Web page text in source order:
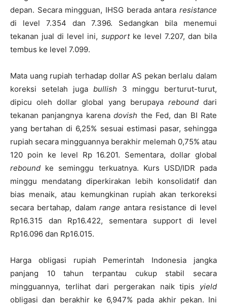
depan. Secara mingguan, IHSG berada antara resistance
di level 7.354 dan 7.396. Sedangkan bila menemui
tekanan jual di level ini, supportke level 7.207, dan bila
tembus ke level 7.099.
Mata uang rupiah terhadap dollar AS pekan berlalu dalam
koreksi setelah juga bullish 3 minggu berturut-turut,
dipicu oleh dollar global yang berupaya rebounddari
tekanan panjangnya karenadovish the Fed, dan BI Rate
yang bertahan di 6,25% sesuai estimasi pasar, sehingga
rupiah secara mingguannya berakhir melemah 0,75% atau
120 poin ke level Rp 16.201. Sementara, dollar global
rebound ke seminggu terkuatnya. Kurs USD/IDR pada
minggu mendatang diperkirakan lebih konsolidatif dan
bias menaik, atau kemungkinan rupiah akan terkoreksi
secara bertahap, dalamrange antara resistance di level
Rp16.315 dan Rp16.422, sementara support di level
Rp16.096 dan Rp16.015.
Harga obligasi rupiah Pemerintah Indonesia jangka
panjang 10 tahun terpantau cukup stabil secara
mingguannya, terlihat dari pergerakan naik tipis yield
obligasi dan berakhir ke 6,947% pada akhir pekan. Ini